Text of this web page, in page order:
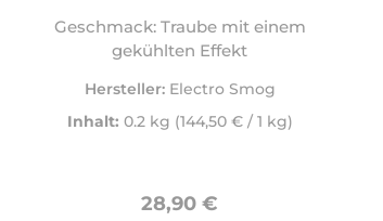
Anzahl zu erhöhen oder zu reduzieren.
Geschmack: Traube mit einem
gekühlten Effekt
Hersteller: Electro Smog
Inhalt: 0.2 kg (144,50 € / 1 kg)
Regulärer Preis:
28,90 €